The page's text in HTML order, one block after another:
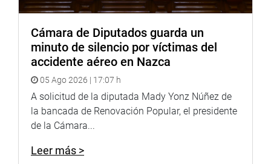
Cámara de Diputados guarda un
minuto de silencio por víctimas del
accidente aéreo en Nazca
05 Ago 2026 | 17:07 h
A solicitud de la diputada Mady Yonz Núñez de
la bancada de Renovación Popular, el presidente
de la Cámara...
Leer más >